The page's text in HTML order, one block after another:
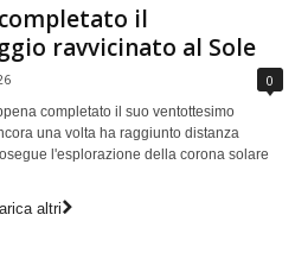
il
ravvicinato al Sole
0
completato il suo ventottesimo
una volta ha raggiunto distanza
l'esplorazione della corona solare
altri